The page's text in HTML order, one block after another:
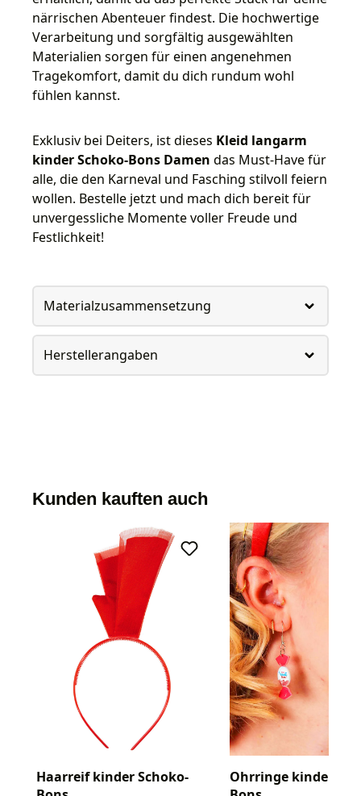
närrischen Abenteuer findest. Die hochwertige
Verarbeitung und sorgfältig ausgewählten
Materialien sorgen für einen angenehmen
Tragekomfort, damit du dich rundum wohl
fühlen kannst.
Exklusiv bei Deiters, ist dieses Kleid langarm
kinder Schoko-Bons Damen das Must-Have für
alle, die den Karneval und Fasching stilvoll feiern
wollen. Bestelle jetzt und mach dich bereit für
unvergessliche Momente voller Freude und
Festlichkeit!
Materialzusammensetzung
Herstellerangaben
Kunden kauften auch
Haarreif kinder Schoko-
Ohrringe kinder